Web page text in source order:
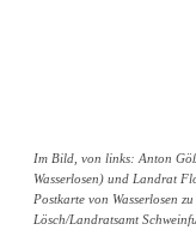
Im Bild, von links: Anton
Wasserlosen) und Landrat
Postkarte von Wasserlosen
Lösch/Landratsamt